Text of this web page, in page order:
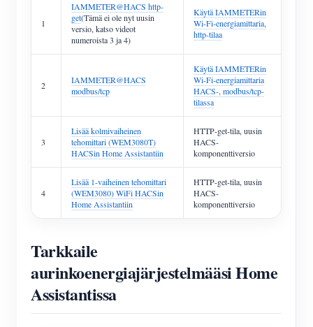
1
IAMMETER@HACS http-
get(Tämä ei ole nyt uusin
versio, katso videot
numeroista 3 ja 4)
Käytä IAMMETERin
Wi-Fi-energiamittaria,
http-tilaa
2
IAMMETER@HACS
modbus/tcp
Käytä IAMMETERin
Wi-Fi-energiamittaria
HACS-, modbus/tcp-
tilassa
3
Lisää kolmivaiheinen
tehomittari (WEM3080T)
HACSin Home Assistantiin
HTTP-get-tila, uusin
HACS-
komponenttiversio
4
Lisää 1-vaiheinen tehomittari
(WEM3080) WiFi HACSin
Home Assistantiin
HTTP-get-tila, uusin
HACS-
komponenttiversio
Tarkkaile
aurinkoenergiajärjestelmääsi Home
Assistantissa